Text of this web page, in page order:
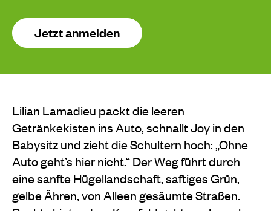
Jetzt anmelden
Lilian Lamadieu packt die leeren
Getränkekisten ins Auto, schnallt Joy in den
Babysitz und zieht die Schultern hoch: „Ohne
Auto geht’s hier nicht.“ Der Weg führt durch
eine sanfte Hügellandschaft, saftiges Grün,
gelbe Ähren, von Alleen gesäumte Straßen.